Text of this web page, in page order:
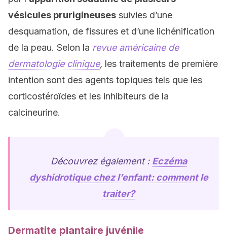
vésicules prurigineuses suivies d’une
desquamation, de fissures et d’une lichénification
de la peau. Selon la revue américaine de
dermatologie clinique, les traitements de première
intention sont des agents topiques tels que les
corticostéroïdes et les inhibiteurs de la
calcineurine.
Découvrez également : Eczéma
dyshidrotique chez l’enfant: comment le
traiter?
Dermatite plantaire juvénile